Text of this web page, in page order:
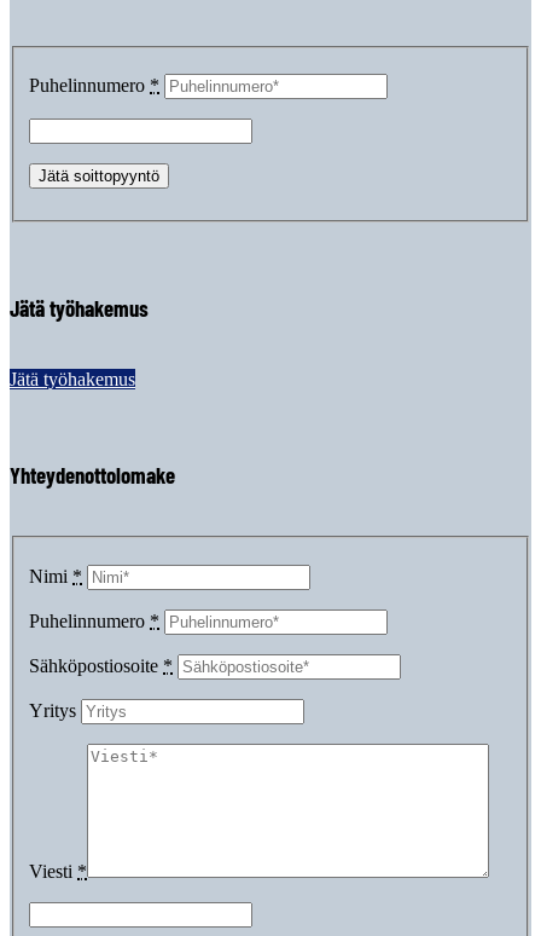
Puhelinnumero *
Jätä työhakemus
Jätä työhakemus
Yhteydenottolomake
Nimi *
Puhelinnumero *
Sähköpostiosoite *
Yritys
Viesti *